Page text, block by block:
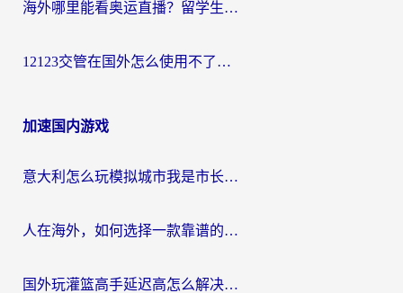
海外哪里能看奥运直播？留学生&海外华人必看的体育赛事观赛终极指南
12123交管在国外怎么使用不了？海外华人必看的无缝访问国内资源指南
加速国内游戏
意大利怎么玩模拟城市我是市长？海外党国服游戏加速终极攻略（附三国3量子特攻解决办法）
人在海外，如何选择一款靠谱的玩剑灵2加速器？
国外玩灌篮高手延迟高怎么解决？海外玩家国服游戏加速终极指南